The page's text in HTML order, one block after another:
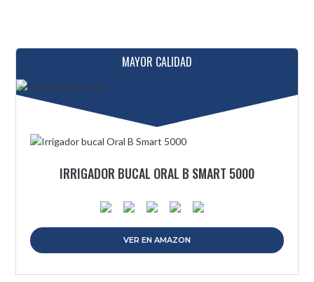
MAYOR CALIDAD
IRRIGADOR BUCAL ORAL B SMART 5000
VER EN AMAZON